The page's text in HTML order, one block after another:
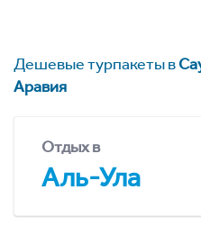
Дешевые турпакеты в
Аравия
Отдых в
Аль-Ула